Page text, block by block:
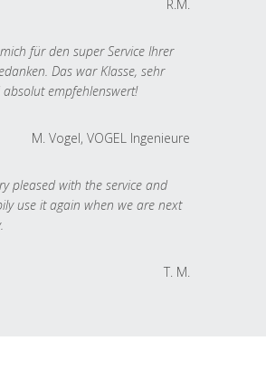
R.M.
für den super Service Ihrer
Das war Klasse, sehr
empfehlenswert!
M. Vogel, VOGEL Ingenieure
pleased with the service and
use it again when we are next
T. M.